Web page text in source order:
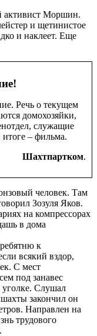
активист Моршин.
и щетинистое
и наклеет. Еще
Речь о текущем
домохозяйки,
служащие
– фильма.
Шахтпартком.
человек. Там
Зозуля Яков.
на компрессорах
в дома
к
всякий вздор,
С мест
под занавес
Слушал
закончил он
Направлен на
трудового